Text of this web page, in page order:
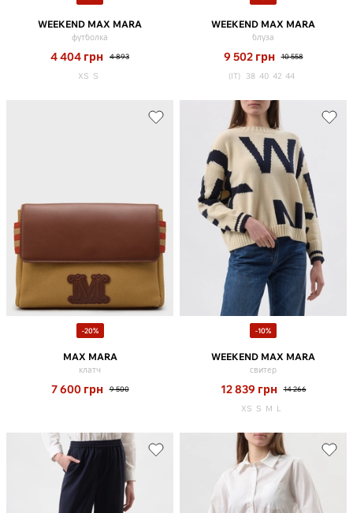
WEEKEND MAX MARA
футболка
4 404 грн 4 893
XS S
WEEKEND MAX MARA
блуза
9 502 грн 10 558
(IT) 38 40 42 44
-20%
MAX MARA
клатч
7 600 грн 9 500
-10%
WEEKEND MAX MARA
свитер
12 839 грн 14 266
XS S M L